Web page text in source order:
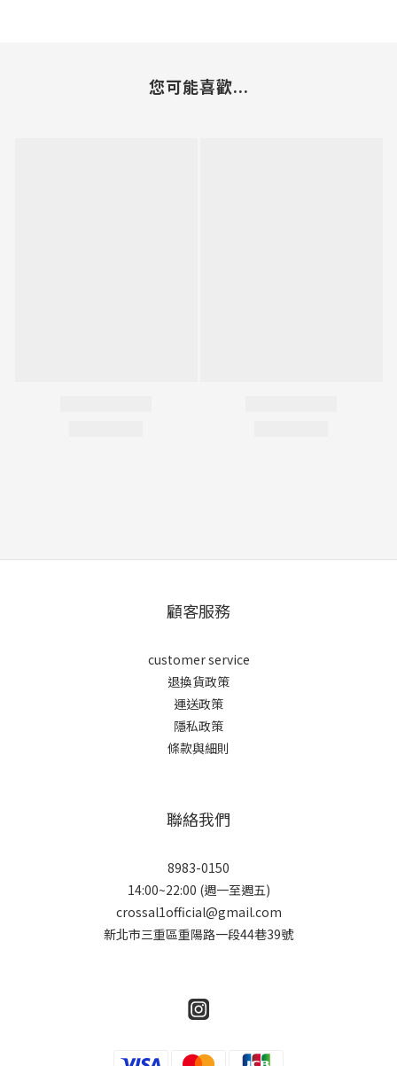
您可能喜歡...
顧客服務
customer service
退換貨政策
運送政策
隱私政策
條款與細則
聯絡我們
8983-0150
14:00~22:00 (週一至週五)
crossal1official@gmail.com
新北市三重區重陽路一段44巷39號